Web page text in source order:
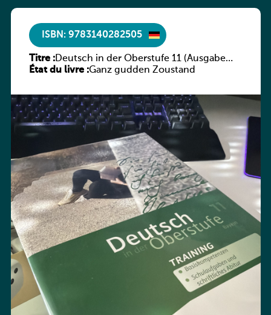
ISBN: 9783140282505
Titre :Deutsch in der Oberstufe 11 (Ausgabe
Bayern) Arbeitsheft
État du livre :Ganz gudden Zoustand